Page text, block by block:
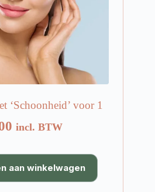
‘Schoonheid’ voor 1
incl. BTW
aan winkelwagen